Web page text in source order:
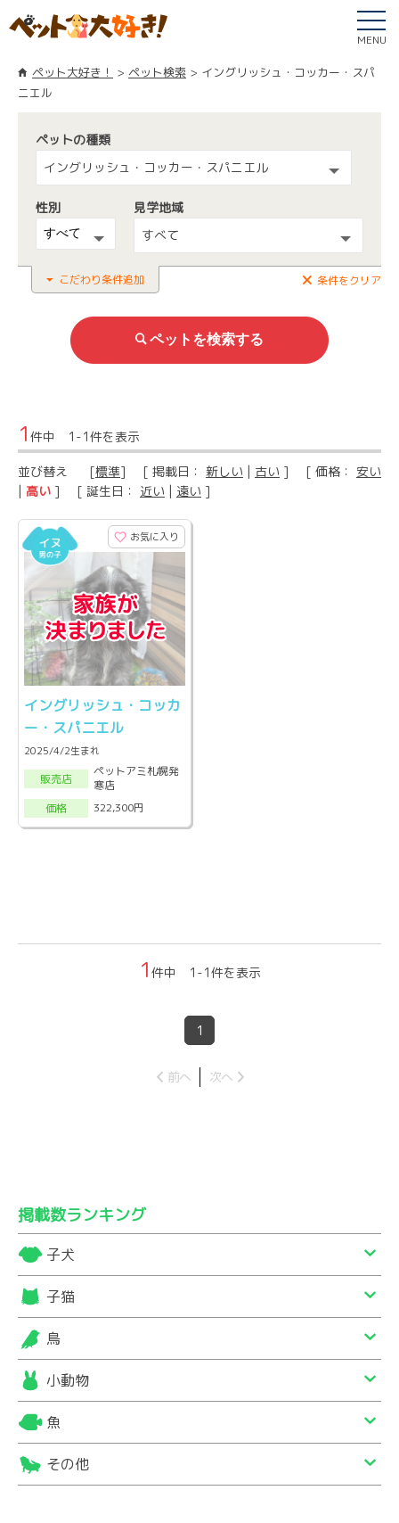
MENU
ペット大好き！ ペット検索
イングリッシュ・コッカー・スパ
ニエル
ペットの種類
イングリッシュ・コッカー・スパニエル
性別
見学地域
すべて
こだわり条件追加 条件をクリア
1 件中 1-1件を表示
並び替え [標準] [ 掲載日： 新しい | 古い ] [ 価格： 安い
| 高い ] [ 誕生日： 近い | 遠い ]
お気に入り
イングリッシュ・コッカ
ー・スパニエル
2025/4/2生まれ
販売店
ペットアミ札幌発
寒店
価格
322,300円
1 件中 1-1件を表示
1
前へ 次へ
掲載数ランキング
子犬
子猫
鳥
小動物
魚
その他